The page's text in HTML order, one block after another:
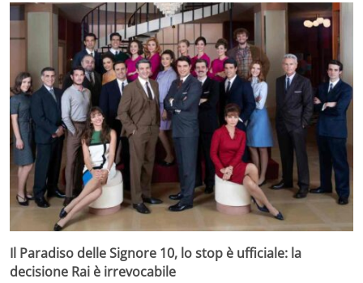
Il Paradiso delle Signore 10, lo stop è ufficiale: la
decisione Rai è irrevocabile